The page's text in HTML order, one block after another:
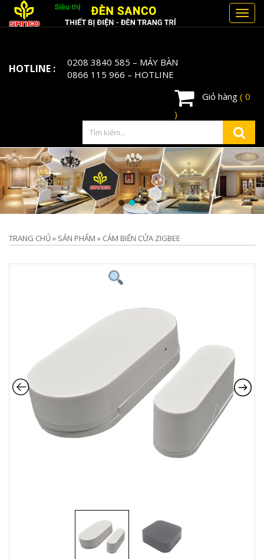
HOTLINE : 0208 3840 585 – MÁY BÀN
0866 115 966 – HOTLINE
Giỏ hàng ( 0
)
TRANG CHỦ» SẢN PHẨM » CẢM BIẾN CỬA ZIGBEE